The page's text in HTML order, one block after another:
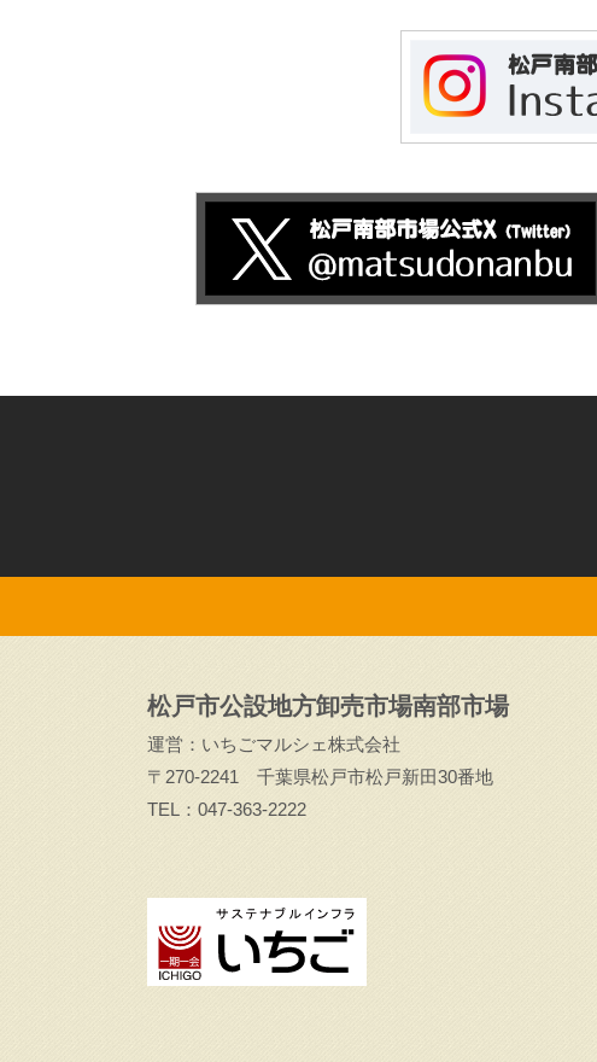
松戸市公設地方卸売市場南部市場
運営：いちごマルシェ株式会社
〒270-2241 千葉県松戸市松戸新田30番地
TEL：047-363-2222